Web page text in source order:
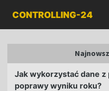
CONTROLLING-24
Jak wykorzystać dane
poprawy wyniku roku?